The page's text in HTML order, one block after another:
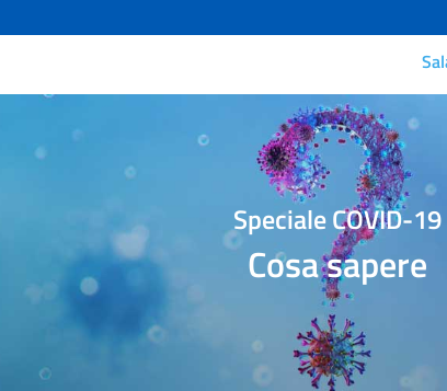
solo su
Speciale COVID-19
Cosa sapere